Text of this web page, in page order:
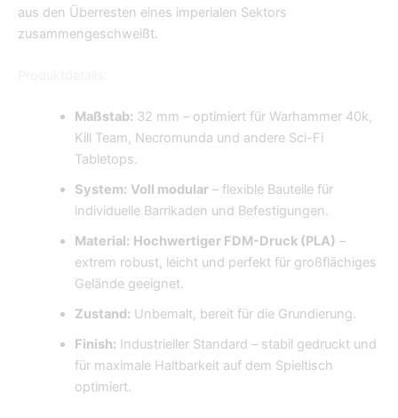
aus den Überresten eines imperialen Sektors
zusammengeschweißt.
Maßstab: 32 mm – optimiert für Warhammer 40k,
Kill Team, Necromunda und andere Sci-Fi
Tabletops.
System: Voll modular– flexible Bauteile für
individuelle Barrikaden und Befestigungen.
Material: Hochwertiger FDM-Druck (PLA) –
extrem robust, leicht und perfekt für großflächiges
Gelände geeignet.
Zustand: Unbemalt, bereit für die Grundierung.
Finish: Industrieller Standard – stabil gedruckt und
für maximale Haltbarkeit auf dem Spieltisch
optimiert.